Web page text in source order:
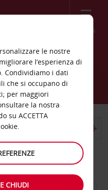
Menù
Santarem
diversa
AL GIORNO
le nostre
l’esperienza di
Condividiamo i dati
che si occupano di
per maggiori
la nostra
su ACCETTA
CHIUDI